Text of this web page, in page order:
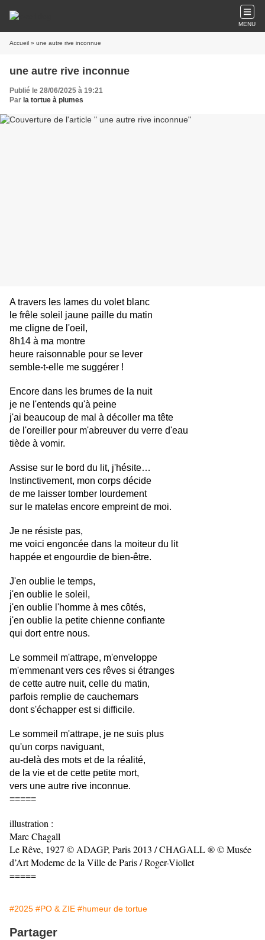
MENU
Accueil » une autre rive inconnue
une autre rive inconnue
Publié le 28/06/2025 à 19:21
Par la tortue à plumes
A travers les lames du volet blanc
le frêle soleil jaune paille du matin
me cligne de l'oeil,
8h14 à ma montre
heure raisonnable pour se lever
semble-t-elle me suggérer !
Encore dans les brumes de la nuit
je ne l'entends qu'à peine
j'ai beaucoup de mal à décoller ma tête
de l'oreiller pour m'abreuver du verre d'eau
tiède à vomir.
Assise sur le bord du lit, j'hésite…
Instinctivement, mon corps décide
de me laisser tomber lourdement
sur le matelas encore empreint de moi.
Je ne résiste pas,
me voici engoncée dans la moiteur du lit
happée et engourdie de bien-être.
J'en oublie le temps,
j'en oublie le soleil,
j'en oublie l'homme à mes côtés,
j'en oublie la petite chienne confiante
qui dort entre nous.
Le sommeil m'attrape, m'enveloppe
m'emmenant vers ces rêves si étranges
de cette autre nuit, celle du matin,
parfois remplie de cauchemars
dont s'échapper est si difficile.
Le sommeil m'attrape, je ne suis plus
qu'un corps naviguant,
au-delà des mots et de la réalité,
de la vie et de cette petite mort,
vers une autre rive inconnue.
=====
illustration :
Marc Chagall
Le Rêve, 1927 © ADAGP, Paris 2013 / CHAGALL ® © Musée
d’Art Moderne de la Ville de Paris / Roger-Viollet
=====
#2025 #PO & ZIE #humeur de tortue
Partager